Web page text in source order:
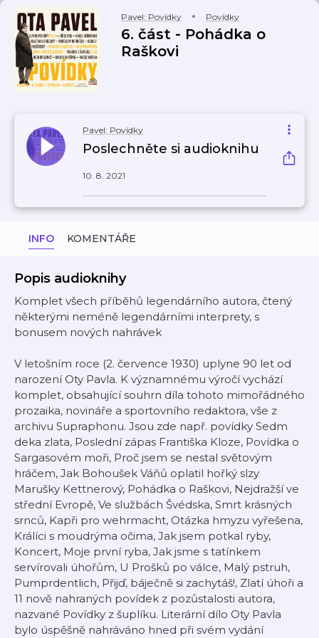
Pavel: Povídky Povídky
6. část - Pohádka o
Raškovi
Pavel: Povídky
Poslechněte si audioknihu
10. 8. 2021
INFO KOMENTÁŘE
Popis audioknihy
Komplet všech příběhů legendárního autora, čtený
některými neméně legendárními interprety, s
bonusem nových nahrávek
V letošním roce (2. července 1930) uplyne 90 let od
narození Oty Pavla. K významnému výročí vychází
komplet, obsahující souhrn díla tohoto mimořádného
prozaika, novináře a sportovního redaktora, vše z
archivu Supraphonu. Jsou zde např. povídky Sedm
deka zlata, Poslední zápas Františka Kloze, Povídka o
Sargasovém moři, Proč jsem se nestal světovým
hráčem, Jak Bohoušek Váňů oplatil hořký slzy
Marušky Kettnerový, Pohádka o Raškovi, Nejdražší ve
střední Evropě, Ve službách Švédska, Smrt krásných
srnců, Kapři pro wehrmacht, Otázka hmyzu vyřešena,
Králíci s moudrýma očima, Jak jsem potkal ryby,
Koncert, Moje první ryba, Jak jsme s tatínkem
servírovali úhořům, U Prošků po válce, Malý pstruh,
Pumprdentlich, Přijď, báječně si zachytáš!, Zlatí úhoři a
11 nově nahraných povídek z pozůstalosti autora,
nazvané Povídky z šuplíku. Literární dílo Oty Pavla
bylo úspěšně nahráváno hned při svém vydání